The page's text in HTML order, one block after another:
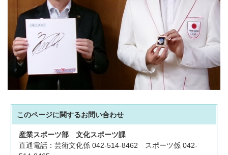
このページに関するお問い合わせ
産業スポーツ部文化スポーツ課
直通電話：芸術文化係 042-514-8462 スポーツ係 042-